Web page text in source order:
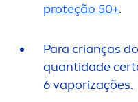
proteção 50+.
Para crianças
quantidade
6 vaporizações.